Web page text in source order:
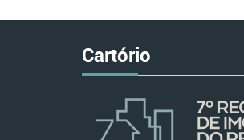
Cartório